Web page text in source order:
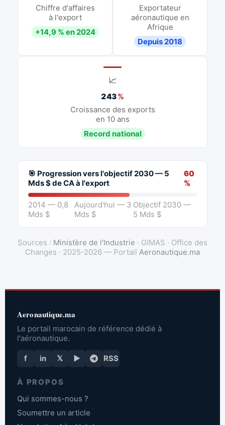
Chiffre d'affaires
à l'export
+14,9 % en 2024
Exportateur
aéronautique en
Afrique
Depuis 2018
📈
243%
Croissance des exports
en 10 ans
Record national
🎯 Progression vers l'objectif 2030 — 5
Mds $ de CA à l'export
60
%
2014 — 0,8
Mds $
Aujourd'hui — 3
Mds $
Objectif 2030 —
5 Mds $
Sources : Ministère de l'Industrie · GIMAS · Office des
Changes · 2025-2026 — Portail Aeronautique.ma
Aeronautique.ma
Le portail marocain de référence dédié à
l'aéronautique.
f in 𝕏 ▶ RSS
À PROPOS
Qui sommes-nous ?
Soumettre un article